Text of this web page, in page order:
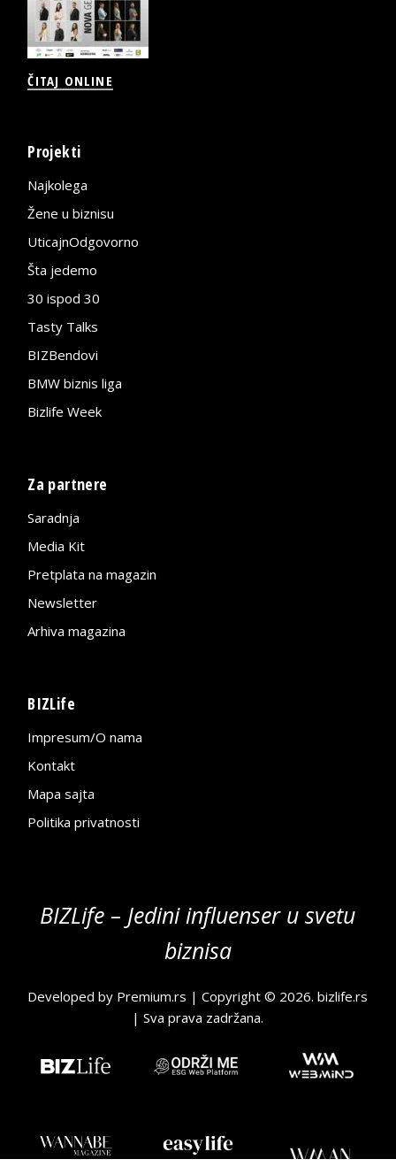
ČITAJ ONLINE
Projekti
Najkolega
Žene u biznisu
UticajnOdgovorno
Šta jedemo
30 ispod 30
Tasty Talks
BIZBendovi
BMW biznis liga
Bizlife Week
Za partnere
Saradnja
Media Kit
Pretplata na magazin
Newsletter
Arhiva magazina
BIZLife
Impresum/O nama
Kontakt
Mapa sajta
Politika privatnosti
BIZLife – Jedini influenser u svetu
biznisa
Developed by Premium.rs | Copyright © 2026.bizlife.rs
| Sva prava zadržana.